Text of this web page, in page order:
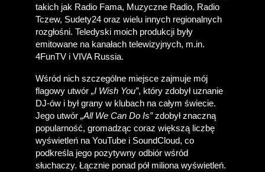
takich jak Radio Fama, Muzyczne Radio, Radio
Tczew, Sudety24 oraz wielu innych regionalnych
rozgłośni. Teledyski moich produkcji były
emitowane na kanałach telewizyjnych, m.in.
4FunTV i VIVA Russia.
Wśród nich szczególne miejsce zajmuje mój
flagowy utwór „I Wish You”, który zdobył uznanie
DJ-ów i był grany w klubach na całym świecie.
Jego utwór „All We Can Do Is” zdobył znaczną
popularność, gromadząc coraz większą liczbę
wyświetleń na YouTube i SoundCloud, co
podkreśla jego pozytywny odbiór wśród
słuchaczy. Łącznie ponad pół miliona wyświetleń.